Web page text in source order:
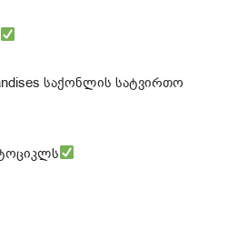
საქონლის სატვირთო